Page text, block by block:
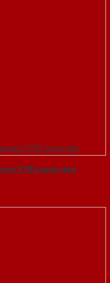
P1R5 xoan dao